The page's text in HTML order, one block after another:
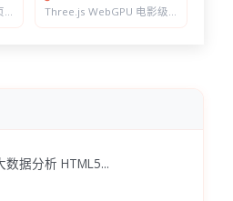
复古 Macintosh 桌面网页特效 — 纯 CSS 像素风界面，可双击打开的计算器和画板
Three.js WebGPU 电影级 3D 地球全景 — 带日食、城市灯光和实时调参的网页特效
数据分析 HTML5...